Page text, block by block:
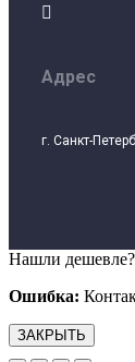

Адрес
г. Санкт-
Нашли
Ошибка:
ЗАКРЫТЬ